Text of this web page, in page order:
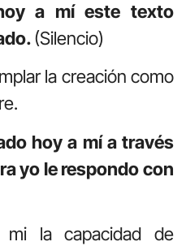
a mí este texto
(Silencio)
la creación como
hoy a mí a través
yo le respondo con
mi la capacidad de